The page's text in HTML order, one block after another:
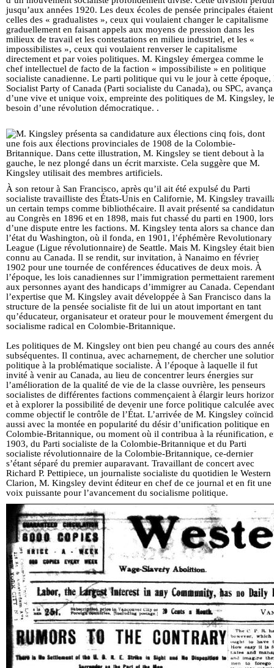
jusqu’aux années 1920. Les deux écoles de pensée principales étaient
celles des « gradualistes », ceux qui voulaient changer le capitalisme
graduellement en faisant appels aux moyens de pression dans les
milieux de travail et les contestations en milieu industriel, et les «
impossibilistes », ceux qui voulaient renverser le capitalisme
directement et par voies politiques. M. Kingsley émergea comme le
chef intellectuel de facto de la faction « impossibiliste » en politique
socialiste canadienne. Le parti politique qui vu le jour à cette époque,
Socialist Party of Canada (Parti socialiste du Canada), ou SPC, avança
d’une vive et unique voix, empreinte des politiques de M. Kingsley, le
besoin d’une révolution démocratique. .
À son retour à San Francisco, après qu’il ait été expulsé du Parti
socialiste travailliste des États-Unis en Californie, M. Kingsley
un certain temps comme bibliothécaire. Il avait présenté sa
au Congrès en 1896 et en 1898, mais fut chassé du parti en 1900, lors
d’une dispute entre les factions. M. Kingsley tenta alors sa chance
l’état du Washington, où il fonda, en 1901, l’éphémère Revolutionary
League (Ligue révolutionnaire) de Seattle. Mais M. Kingsley était bien
connu au Canada. Il se rendit, sur invitation, à Nanaimo en février
1902 pour une tournée de conférences éducatives de deux mois. À
l’époque, les lois canadiennes sur l’immigration permettaient rarement
aux personnes ayant des handicaps d’immigrer au Canada.
l’expertise que M. Kingsley avait développée à San Francisco dans la
structure de la pensée socialiste fit de lui un atout important en tant
qu’éducateur, organisateur et orateur pour le mouvement émergent du
socialisme radical en Colombie-Britannique.
Les politiques de M. Kingsley ont bien peu changé au cours des
subséquentes. Il continua, avec acharnement, de chercher une
politique à la problématique socialiste. À l’époque à laquelle il fut
invité à venir au Canada, au lieu de concentrer leurs énergies sur
l’amélioration de la qualité de vie de la classe ouvrière, les penseurs
socialistes de différentes factions commençaient à élargir leurs
et à explorer la possibilité de devenir une force politique calculée
comme objectif le contrôle de l’État. L’arrivée de M. Kingsley
aussi avec la montée en popularité du désir d’unification politique en
Colombie-Britannique, ou moment où il contribua à la réunification,
1903, du Parti socialiste de la Colombie-Britannique et du Parti
socialiste révolutionnaire de la Colombie-Britannique, ce-dernier
s’étant séparé du premier auparavant. Travaillant de concert avec
Richard P. Pettipiece, un journaliste socialiste du quotidien le Western
Clarion, M. Kingsley devint éditeur en chef de ce journal et en fit une
voix puissante pour l’avancement du socialisme politique.